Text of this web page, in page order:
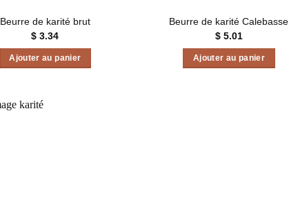
Beurre de karité brut
$ 3.34
Ajouter au panier
Beurre de karité Calebasse
$5.01
Ajouter au panier